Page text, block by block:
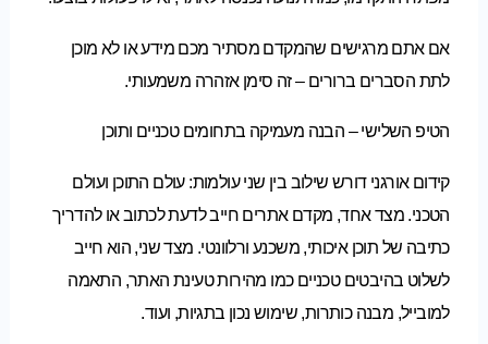
אם אתם מרגישים שהמקדם מסתיר מכם מידע או לא מוכן
לתת הסברים ברורים – זה סימן אזהרה משמעותי.
הטיפ השלישי – הבנה מעמיקה בתחומים טכניים ותוכן
קידום אורגני דורש שילוב בין שני עולמות: עולם התוכן ועולם
הטכני. מצד אחד, מקדם אתרים חייב לדעת לכתוב או להדריך
כתיבה של תוכן איכותי, משכנע ורלוונטי. מצד שני, הוא חייב
לשלוט בהיבטים טכניים כמו מהירות טעינת האתר, התאמה
למובייל, מבנה כותרות, שימוש נכון בתגיות, ועוד.